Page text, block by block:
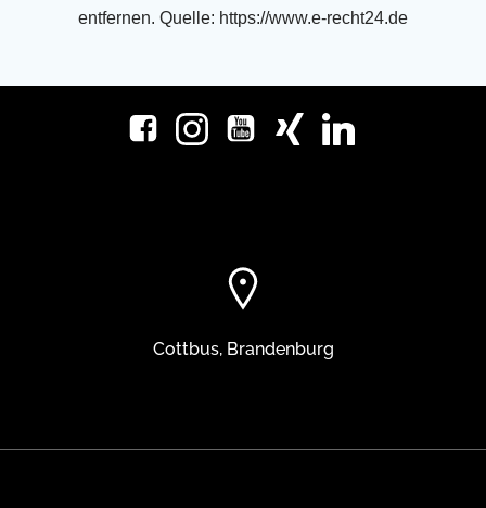
entfernen. Quelle: https://www.e-recht24.de
Cottbus, Brandenburg